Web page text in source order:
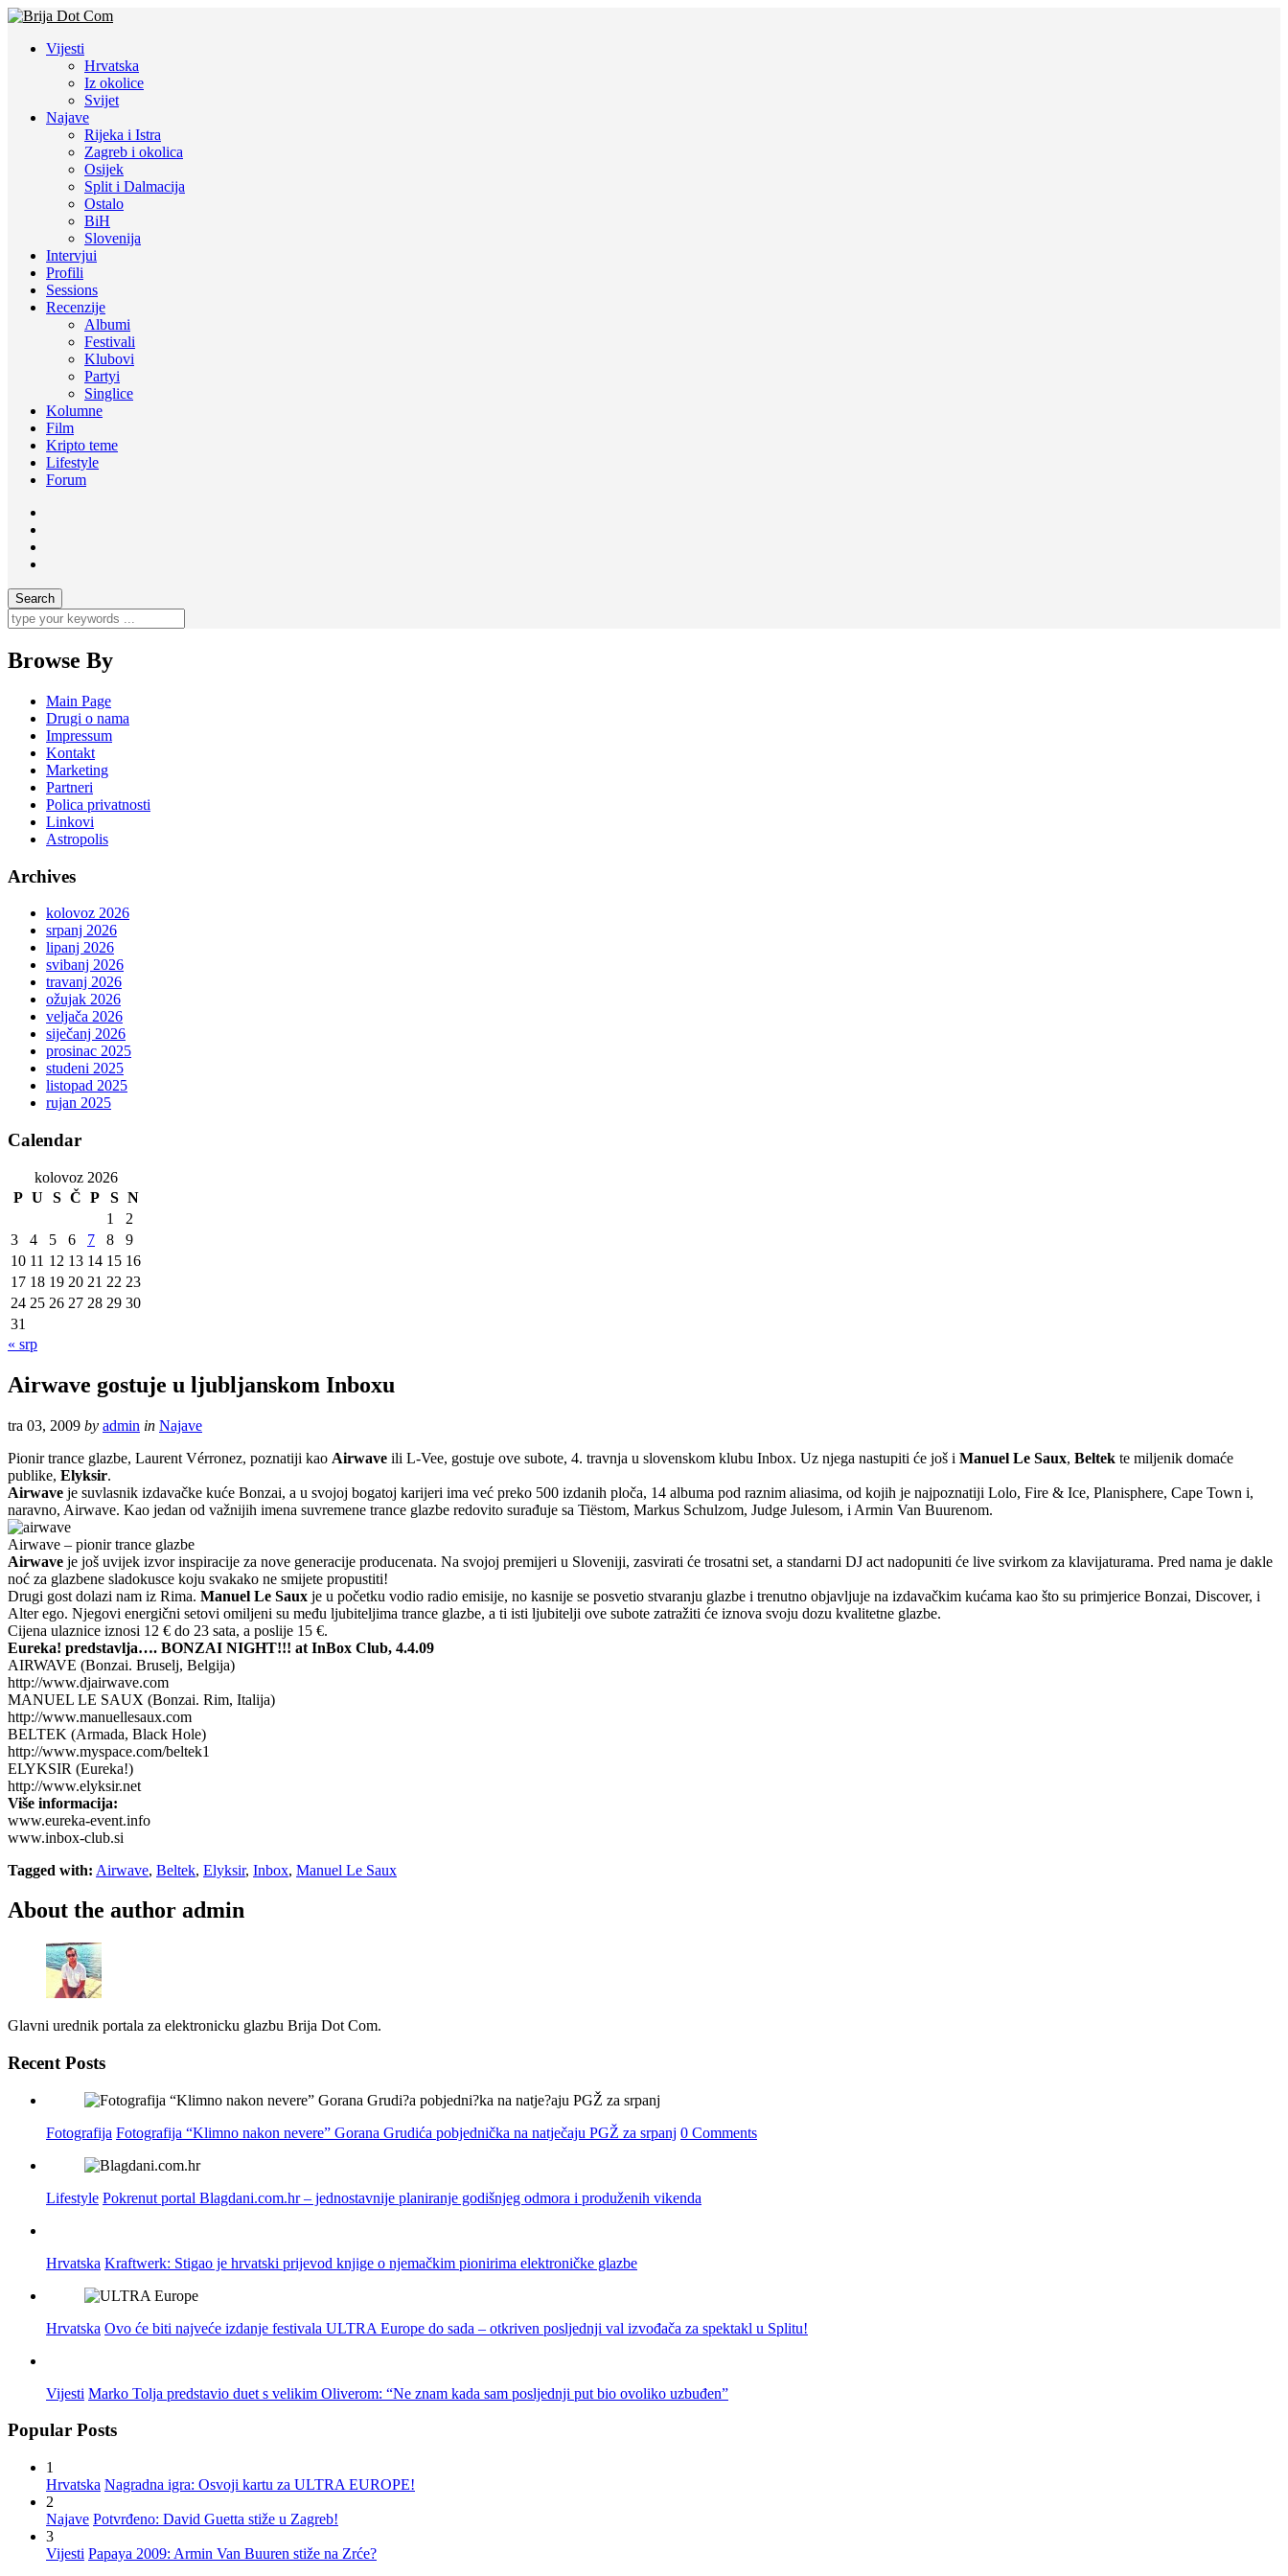
Vijesti
Hrvatska
Iz okolice
Svijet
Najave
Rijeka i Istra
Zagreb i okolica
Osijek
Split i Dalmacija
Ostalo
BiH
Slovenija
Intervjui
Profili
Sessions
Recenzije
Albumi
Festivali
Klubovi
Partyi
Singlice
Kolumne
Film
Kripto teme
Lifestyle
Forum
Browse By
Main Page
Drugi o nama
Impressum
Kontakt
Marketing
Partneri
Polica privatnosti
Linkovi
Astropolis
Archives
kolovoz 2026
srpanj 2026
lipanj 2026
svibanj 2026
travanj 2026
ožujak 2026
veljača 2026
siječanj 2026
prosinac 2025
studeni 2025
listopad 2025
rujan 2025
Calendar
kolovoz 2026
P U S Č P S N
1
2
3
4 5 6 7 8
9
10 11 12 13 14 15 16
17 18 19 20 21 22 23
24 25 26 27 28 29 30
31
« srp
Airwave gostuje u ljubljanskom Inboxu
tra 03, 2009 by admin in Najave
Pionir trance glazbe, Laurent Vérronez, poznatiji kao Airwave ili L-Vee, gostuje ove subote, 4. travnja u slovenskom klubu Inbox. Uz njega nastupiti će još i Manuel Le Saux, Beltek te miljenik domaće
publike, Elyksir.
Airwave je suvlasnik izdavačke kuće Bonzai, a u svojoj bogatoj karijeri ima već preko 500 izdanih ploča, 14 albuma pod raznim aliasima, od kojih je najpoznatiji Lolo, Fire & Ice, Planisphere, Cape Town i,
naravno, Airwave. Kao jedan od važnijih imena suvremene trance glazbe redovito surađuje sa Tiëstom, Markus Schulzom, Judge Julesom, i Armin Van Buurenom.
Airwave – pionir trance glazbe
Airwave je još uvijek izvor inspiracije za nove generacije producenata. Na svojoj premijeri u Sloveniji, zasvirati će trosatni set, a standarni DJ act nadopuniti će live svirkom za klavijaturama. Pred nama je dakle
noć za glazbene sladokusce koju svakako ne smijete propustiti!
Drugi gost dolazi nam iz Rima. Manuel Le Saux je u početku vodio radio emisije, no kasnije se posvetio stvaranju glazbe i trenutno objavljuje na izdavačkim kućama kao što su primjerice Bonzai, Discover, i
Alter ego. Njegovi energični setovi omiljeni su među ljubiteljima trance glazbe, a ti isti ljubitelji ove subote zatražiti će iznova svoju dozu kvalitetne glazbe.
Cijena ulaznice iznosi 12 € do 23 sata, a poslije 15 €.
Eureka! predstavlja…. BONZAI NIGHT!!! at InBox Club, 4.4.09
AIRWAVE (Bonzai. Bruselj, Belgija)
http://www.djairwave.com
MANUEL LE SAUX (Bonzai. Rim, Italija)
http://www.manuellesaux.com
BELTEK (Armada, Black Hole)
http://www.myspace.com/beltek1
ELYKSIR (Eureka!)
http://www.elyksir.net
Više informacija:
www.eureka-event.info
www.inbox-club.si
Tagged with: Airwave, Beltek, Elyksir, Inbox, Manuel Le Saux
About the author admin
Glavni urednik portala za elektronicku glazbu Brija Dot Com.
Recent Posts
Fotografija Fotografija “Klimno nakon nevere” Gorana Grudića pobjednička na natječaju PGŽ za srpanj 0 Comments
Lifestyle Pokrenut portal Blagdani.com.hr – jednostavnije planiranje godišnjeg odmora i produženih vikenda
Hrvatska Kraftwerk: Stigao je hrvatski prijevod knjige o njemačkim pionirima elektroničke glazbe
Hrvatska Ovo će biti najveće izdanje festivala ULTRA Europe do sada – otkriven posljednji val izvođača za spektakl u Splitu!
Vijesti Marko Tolja predstavio duet s velikim Oliverom: “Ne znam kada sam posljednji put bio ovoliko uzbuđen”
Popular Posts
1
Hrvatska Nagradna igra: Osvoji kartu za ULTRA EUROPE!
2
Najave Potvrđeno: David Guetta stiže u Zagreb!
3
Vijesti Papaya 2009: Armin Van Buuren stiže na Zrće?